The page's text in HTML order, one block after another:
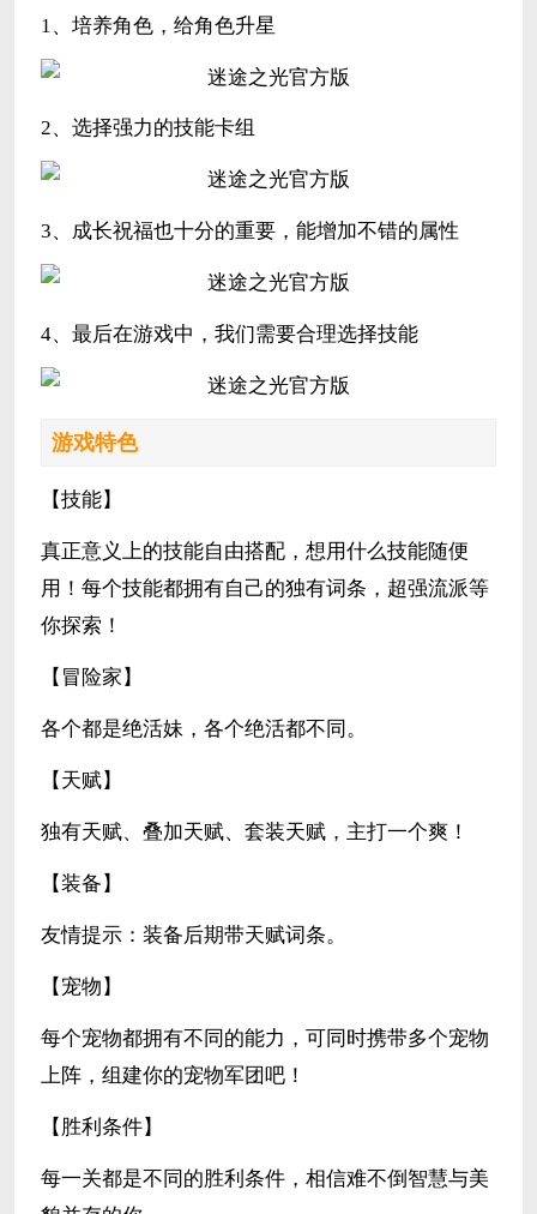
1、培养角色，给角色升星
2、选择强力的技能卡组
3、成长祝福也十分的重要，能增加不错的属性
4、最后在游戏中，我们需要合理选择技能
游戏特色
【技能】
真正意义上的技能自由搭配，想用什么技能随便
用！每个技能都拥有自己的独有词条，超强流派等
你探索！
【冒险家】
各个都是绝活妹，各个绝活都不同。
【天赋】
独有天赋、叠加天赋、套装天赋，主打一个爽！
【装备】
友情提示：装备后期带天赋词条。
【宠物】
每个宠物都拥有不同的能力，可同时携带多个宠物
上阵，组建你的宠物军团吧！
【胜利条件】
每一关都是不同的胜利条件，相信难不倒智慧与美